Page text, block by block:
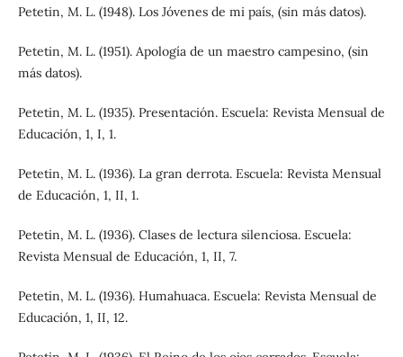
Petetin, M. L. (1948). Los Jóvenes de mi país, (sin más datos).
Petetin, M. L. (1951). Apología de un maestro campesino, (sin
más datos).
Petetin, M. L. (1935). Presentación. Escuela: Revista Mensual de
Educación, 1, I, 1.
Petetin, M. L. (1936). La gran derrota. Escuela: Revista Mensual
de Educación, 1, II, 1.
Petetin, M. L. (1936). Clases de lectura silenciosa. Escuela:
Revista Mensual de Educación, 1, II, 7.
Petetin, M. L. (1936). Humahuaca. Escuela: Revista Mensual de
Educación, 1, II, 12.